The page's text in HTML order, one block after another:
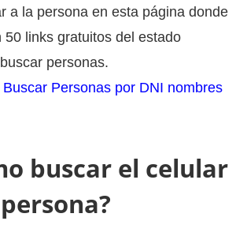
a la persona en esta página donde
50 links gratuitos del estado
personas.
Personas por DNI nombres
buscar el celular